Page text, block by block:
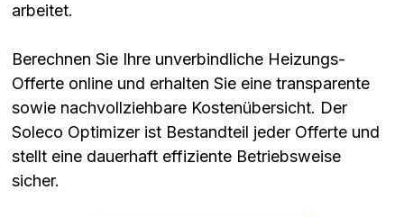
arbeitet.
Berechnen Sie Ihre unverbindliche Heizungs-
Offerte online und erhalten Sie eine transparente
sowie nachvollziehbare Kostenübersicht. Der
Soleco Optimizer ist Bestandteil jeder Offerte und
stellt eine dauerhaft effiziente Betriebsweise
sicher.